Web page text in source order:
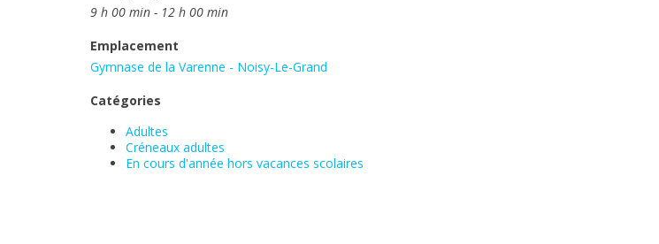
9 h 00 min - 12 h 00 min
Emplacement
Gymnase de la Varenne - Noisy-Le-Grand
Catégories
Adultes
Créneaux adultes
En cours d'année hors vacances scolaires